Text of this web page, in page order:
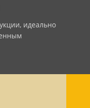
идеально